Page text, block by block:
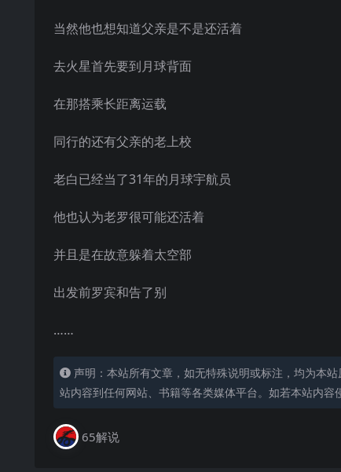
当然他也想知道父亲是不是还活着
去火星首先要到月球背面
在那搭乘长距离运载
同行的还有父亲的老上校
老白已经当了31年的月球宇航员
他也认为老罗很可能还活着
并且是在故意躲着太空部
出发前罗宾和告了别
……
声明：本站所有文章，如无特殊说明或标注，均为本
站内容到任何网站、书籍等各类媒体平台。如若本站内容
65解说